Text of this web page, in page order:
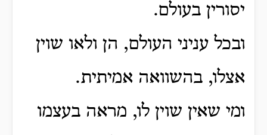
יסורין בעולם.
ובכל עניני העולם, הן ולאו שוין
אצלו, בהשוואה אמיתית.
ומי שאין שוין לו, מראה בעצמו